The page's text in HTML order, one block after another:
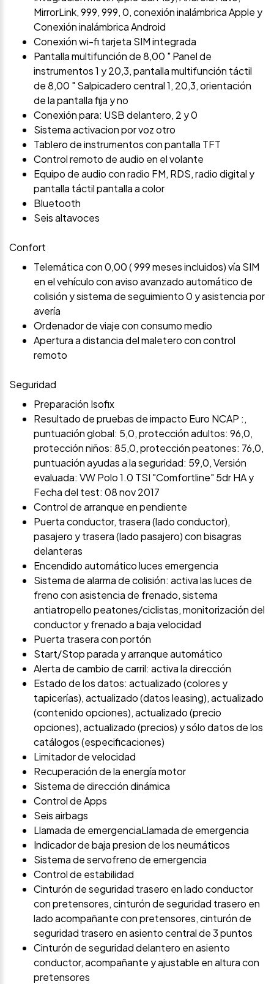
MirrorLink, 999, 999, 0, conexión inalámbrica Apple y
Conexión inalámbrica Android
Conexión wi-fi tarjeta SIM integrada
Pantalla multifunción de 8,00 " Panel de
instrumentos 1 y 20,3, pantalla multifunción táctil
de 8,00 " Salpicadero central 1, 20,3, orientación
de la pantalla fija y no
Conexión para: USB delantero, 2 y 0
Sistema activacion por voz otro
Tablero de instrumentos con pantalla TFT
Control remoto de audio en el volante
Equipo de audio con radio FM, RDS, radio digital y
pantalla táctil pantalla a color
Bluetooth
Seis altavoces
Confort
Telemática con 0,00 ( 999 meses incluidos) vía SIM
en el vehículo con aviso avanzado automático de
colisión y sistema de seguimiento 0 y asistencia por
avería
Ordenador de viaje con consumo medio
Apertura a distancia del maletero con control
remoto
Seguridad
Preparación Isofix
Resultado de pruebas de impacto Euro NCAP :,
puntuación global: 5,0, protección adultos: 96,0,
protección niños: 85,0, protección peatones: 76,0,
puntuación ayudas a la seguridad: 59,0, Versión
evaluada: VW Polo 1.0 TSI "Comfortline" 5dr HA y
Fecha del test: 08 nov 2017
Control de arranque en pendiente
Puerta conductor, trasera (lado conductor),
pasajero y trasera (lado pasajero) con bisagras
delanteras
Encendido automático luces emergencia
Sistema de alarma de colisión: activa las luces de
freno con asistencia de frenado, sistema
antiatropello peatones/ciclistas, monitorización del
conductor y frenado a baja velocidad
Puerta trasera con portón
Start/Stop parada y arranque automático
Alerta de cambio de carril: activa la dirección
Estado de los datos: actualizado (colores y
tapicerías), actualizado (datos leasing), actualizado
(contenido opciones), actualizado (precio
opciones), actualizado (precios) y sólo datos de los
catálogos (especificaciones)
Limitador de velocidad
Recuperación de la energía motor
Sistema de dirección dinámica
Control de Apps
Seis airbags
Llamada de emergenciaLlamada de emergencia
Indicador de baja presion de los neumáticos
Sistema de servofreno de emergencia
Control de estabilidad
Cinturón de seguridad trasero en lado conductor
con pretensores, cinturón de seguridad trasero en
lado acompañante con pretensores, cinturón de
seguridad trasero en asiento central de 3 puntos
Cinturón de seguridad delantero en asiento
conductor, acompañante y ajustable en altura con
pretensores